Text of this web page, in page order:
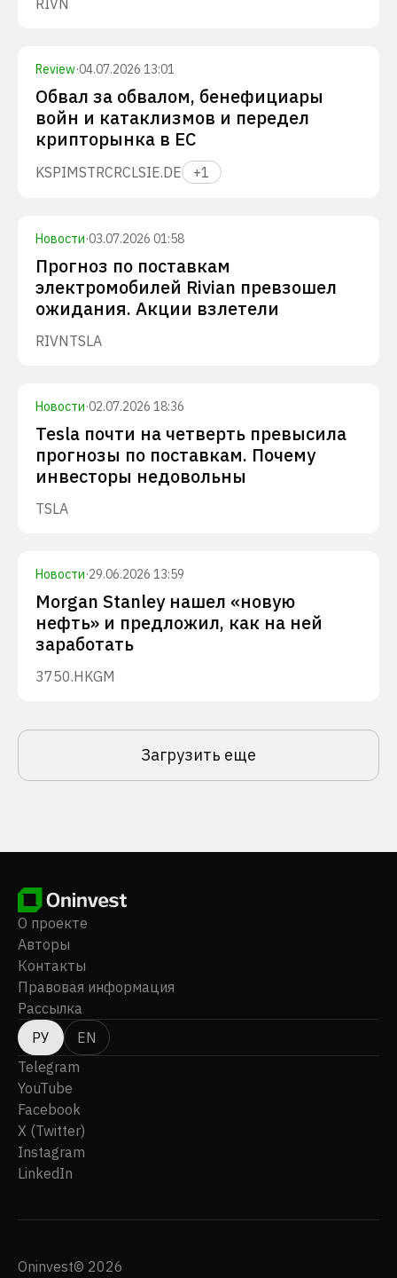
RIVN
Review·04.07.2026 13:01
Обвал за обвалом, бенефициары
войн и катаклизмов и передел
крипторынка в ЕС
KSPIMSTRCRCLSIE.DE +1
Новости·03.07.2026 01:58
Прогноз по поставкам
электромобилей Rivian превзошел
ожидания. Акции взлетели
RIVNTSLA
Новости·02.07.2026 18:36
Tesla почти на четверть превысила
прогнозы по поставкам. Почему
инвесторы недовольны
TSLA
Новости·29.06.2026 13:59
Morgan Stanley нашел «новую
нефть» и предложил, как на ней
заработать
3750.HKGM
Загрузить еще
О проекте
Авторы
Контакты
Правовая информация
Рассылка
РУ
EN
Telegram
YouTube
Facebook
X (Twitter)
Instagram
LinkedIn
Oninvest© 2026